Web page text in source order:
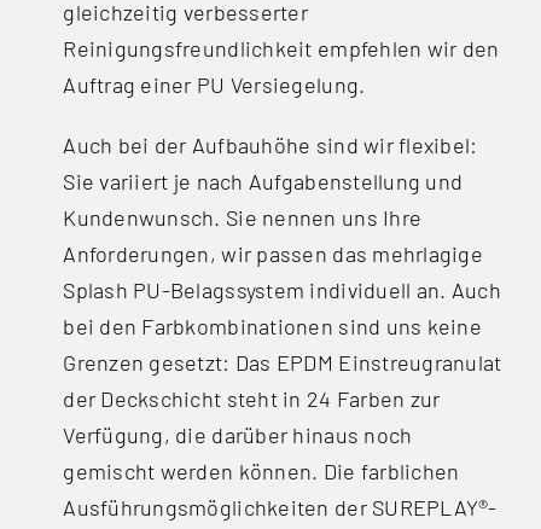
gleichzeitig verbesserter
Reinigungsfreundlichkeit empfehlen wir den
Auftrag einer PU Versiegelung.
Auch bei der Aufbauhöhe sind wir flexibel:
Sie variiert je nach Aufgabenstellung und
Kundenwunsch. Sie nennen uns Ihre
Anforderungen, wir passen das mehrlagige
Splash PU-Belagssystem individuell an. Auch
bei den Farbkombinationen sind uns keine
Grenzen gesetzt: Das EPDM Einstreugranulat
der Deckschicht steht in 24 Farben zur
Verfügung, die darüber hinaus noch
gemischt werden können. Die farblichen
Ausführungsmöglichkeiten der SUREPLAY®-